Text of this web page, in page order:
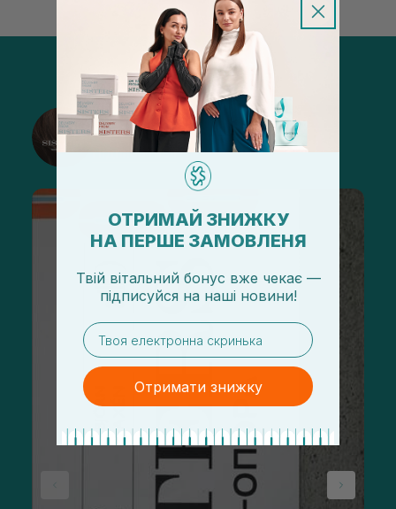
@sisters_stelmakh в Instagram
Підписатися
ОТРИМАЙ ЗНИЖКУ
НА ПЕРШЕ ЗАМОВЛЕНЯ
Твій вітальний бонус вже чекає —
підписуйся на наші новини!
email
Отримати знижку